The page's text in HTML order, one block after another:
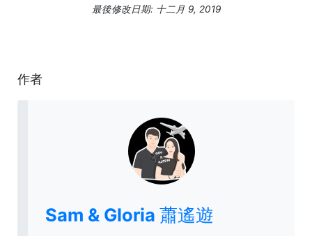
最後修改日期: 十二月 9, 2019
作者
Sam & Gloria 蕭遙遊